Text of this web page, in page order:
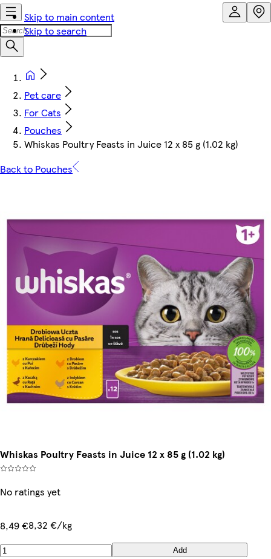
Skip to main content
Skip to search
Pet care
For Cats
Pouches
Whiskas Poultry Feasts in Juice 12 x 85 g (1.02 kg)
Back to Pouches
Whiskas Poultry Feasts in Juice 12 x 85 g (1.02 kg)
No ratings yet
8,49 €8,32 €/kg
Add